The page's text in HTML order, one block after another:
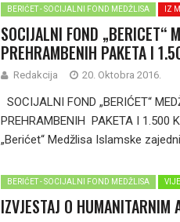
BERIĆET - SOCIJALNI FOND MEDŽLISA IZ
SOCIJALNI FOND „BERICET“
PREHRAMBENIH PAKETA I
Redakcija 20. Oktobra 2016.
SOCIJALNI FOND „BERIĆET“
PREHRAMBENIH PAKETA I
„Berićet“ Medžlisa Islamske
BERIĆET - SOCIJALNI FOND MEDŽLISA
IZVJESTAJ O